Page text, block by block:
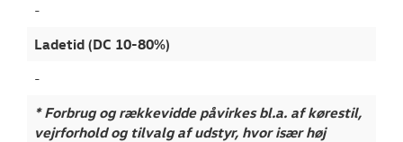
-
Ladetid (DC 10-80%)
-
* Forbrug og rækkevidde påvirkes bl.a. af kørestil,
vejrforhold og tilvalg af udstyr, hvor især høj